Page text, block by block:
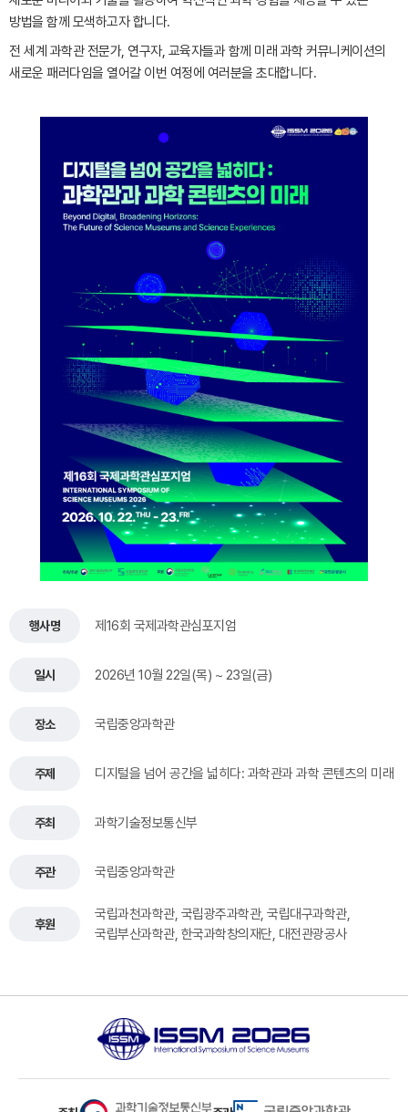
방법을 함께 모색하고자 합니다.
전 세계 과학관 전문가, 연구자, 교육자들과 함께 미래 과학 커뮤니케이션의
새로운 패러다임을 열어갈 이번 여정에 여러분을 초대합니다.
행사명 제16회 국제과학관심포지엄
일시 2026년 10월 22일(목) ~ 23일(금)
장소 국립중앙과학관
주제 디지털을 넘어 공간을 넓히다: 과학관과 과학 콘텐츠의 미래
주최 과학기술정보통신부
주관 국립중앙과학관
후원
국립과천과학관, 국립광주과학관, 국립대구과학관,
국립부산과학관, 한국과학창의재단, 대전관광공사